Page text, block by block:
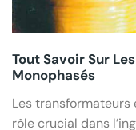
Tout Savoir Sur
Monophasés
Les
rôle crucial dans